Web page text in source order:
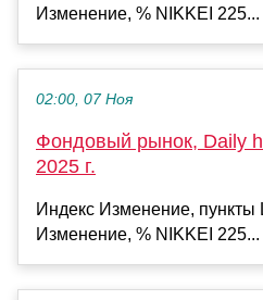
Изменение, % NIKKEI 225...
02:00, 07 Ноя
Фондовый рынок, Daily
2025 г.
Индекс Изменение, пункты
Изменение, % NIKKEI 225...